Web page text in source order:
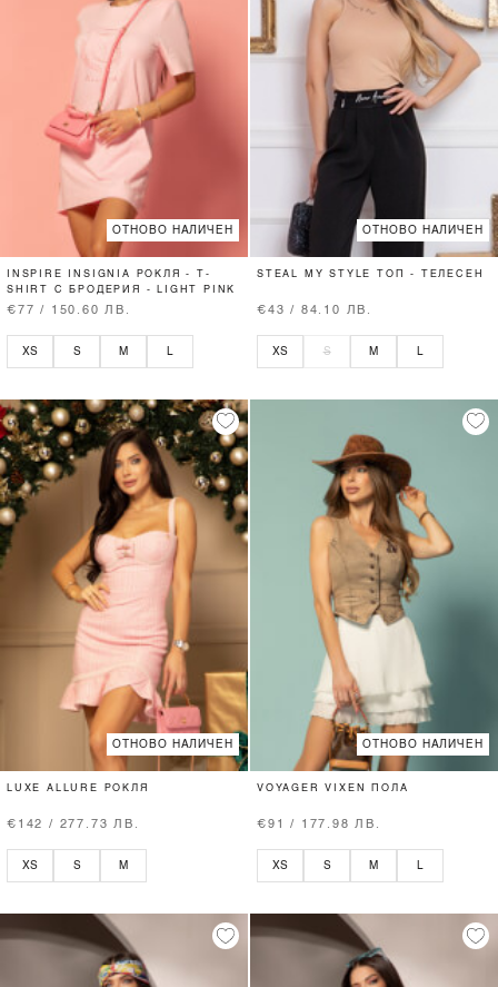
ОТНОВО НАЛИЧЕН
INSPIRE INSIGNIA РОКЛЯ - T-
SHIRT С БРОДЕРИЯ - LIGHT PINK
€77 / 150.60 ЛВ.
XS S M
ОТНОВО НАЛИЧЕН
STEAL MY STYLE ТОП - ТЕЛЕСЕН
€43 / 84.10 ЛВ.
XS S M
ОТНОВО НАЛИЧЕН
LUXE ALLURE РОКЛЯ
€142 / 277.73 ЛВ.
XS S M
ОТНОВО НАЛИЧЕН
VOYAGER VIXEN ПОЛА
€91 / 177.98 ЛВ.
XS S M L